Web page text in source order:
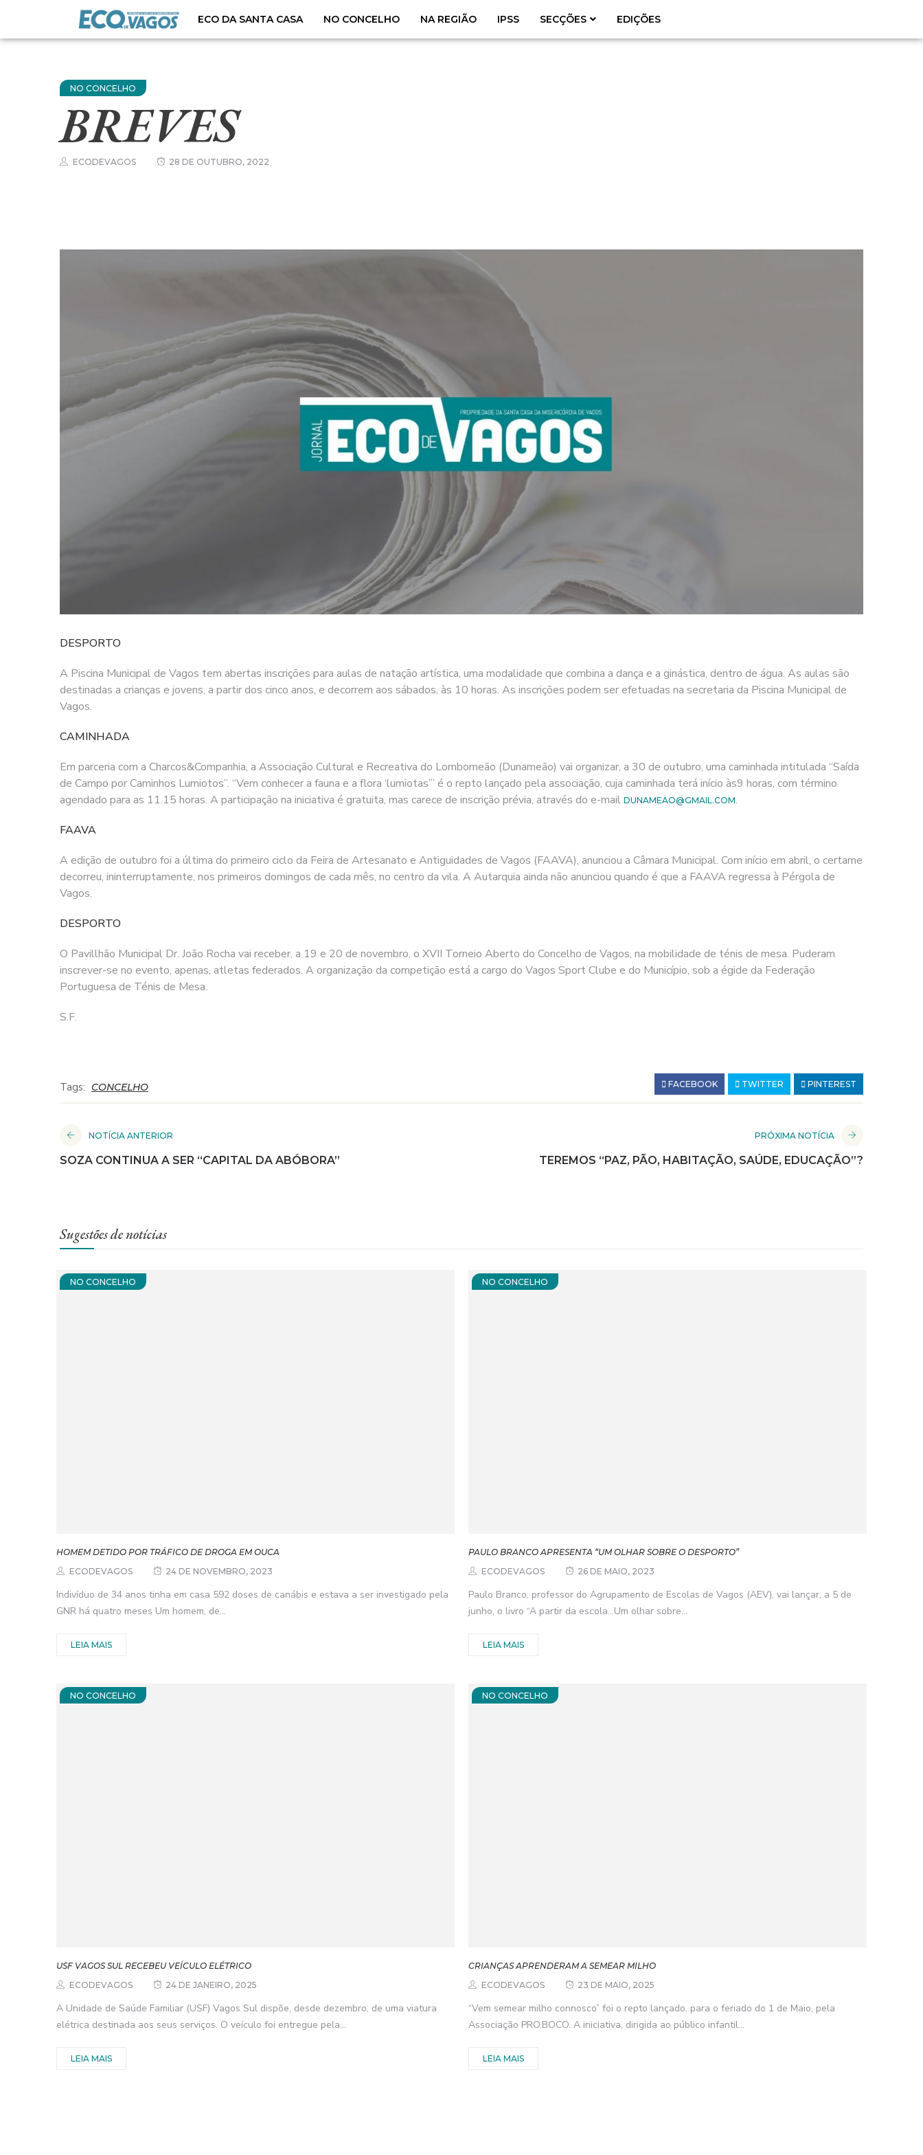
ECO DA SANTA CASA NO CONCELHO NA REGIÃO IPSS SECÇÕES EDIÇÕES
NO CONCELHO
BREVES
ECODEVAGOS 28 DE OUTUBRO, 2022
DESPORTO
A Piscina Municipal de Vagos tem abertas inscrições para aulas de natação artística, uma modalidade que combina a dança e a ginástica, dentro de água. As aulas são
destinadas a crianças e jovens, a partir dos cinco anos, e decorrem aos sábados, às 10 horas. As inscrições podem ser efetuadas na secretaria da Piscina Municipal de
Vagos.
CAMINHADA
Em parceria com a Charcos&Companhia, a Associação Cultural e Recreativa do Lombomeão (Dunameão) vai organizar, a 30 de outubro, uma caminhada intitulada “Saída
de Campo por Caminhos Lumiotos”. “Vem conhecer a fauna e a flora ‘lumiotas’” é o repto lançado pela associação, cuja caminhada terá início às9 horas, com término
agendado para as 11.15 horas. A participação na iniciativa é gratuita, mas carece de inscrição prévia, através do e-mail DUNAMEAO@GMAIL.COM.
FAAVA
A edição de outubro foi a última do primeiro ciclo da Feira de Artesanato e Antiguidades de Vagos (FAAVA), anunciou a Câmara Municipal. Com início em abril, o certame
decorreu, ininterruptamente, nos primeiros domingos de cada mês, no centro da vila. A Autarquia ainda não anunciou quando é que a FAAVA regressa à Pérgola de
Vagos.
DESPORTO
O Pavillhão Municipal Dr. João Rocha vai receber, a 19 e 20 de novembro, o XVII Torneio Aberto do Concelho de Vagos, na mobilidade de ténis de mesa. Puderam
inscrever-se no evento, apenas, atletas federados. A organização da competição está a cargo do Vagos Sport Clube e do Município, sob a égide da Federação
Portuguesa de Ténis de Mesa.
S.F.
Tags: CONCELHO FACEBOOK TWITTER PINTEREST
NOTÍCIA ANTERIOR
SOZA CONTINUA A SER “CAPITAL DA ABÓBORA”
PRÓXIMA NOTÍCIA
TEREMOS “PAZ, PÃO, HABITAÇÃO, SAÚDE, EDUCAÇÃO”?
Sugestões de notícias
NO CONCELHO
HOMEM DETIDO POR TRÁFICO DE DROGA EM OUCA
ECODEVAGOS
24 DE NOVEMBRO, 2023
Indivíduo de 34 anos tinha em casa 592 doses de canábis e estava a ser investigado pela
GNR há quatro meses Um homem, de...
LEIA MAIS
NO CONCELHO
PAULO BRANCO APRESENTA “UM OLHAR SOBRE O DESPORTO”
ECODEVAGOS
26 DE MAIO, 2023
Paulo Branco, professor do Agrupamento de Escolas de Vagos (AEV), vai lançar, a 5 de
junho, o livro “A partir da escola…Um olhar sobre...
LEIA MAIS
NO CONCELHO
USF VAGOS SUL RECEBEU VEÍCULO ELÉTRICO
ECODEVAGOS
24 DE JANEIRO, 2025
A Unidade de Saúde Familiar (USF) Vagos Sul dispõe, desde dezembro, de uma viatura
elétrica destinada aos seus serviços. O veículo foi entregue pela...
LEIA MAIS
NO CONCELHO
CRIANÇAS APRENDERAM A SEMEAR MILHO
ECODEVAGOS
23 DE MAIO, 2025
“Vem semear milho connosco” foi o repto lançado, para o feriado do 1 de Maio, pela
Associação PRO.BOCO. A iniciativa, dirigida ao público infantil...
LEIA MAIS